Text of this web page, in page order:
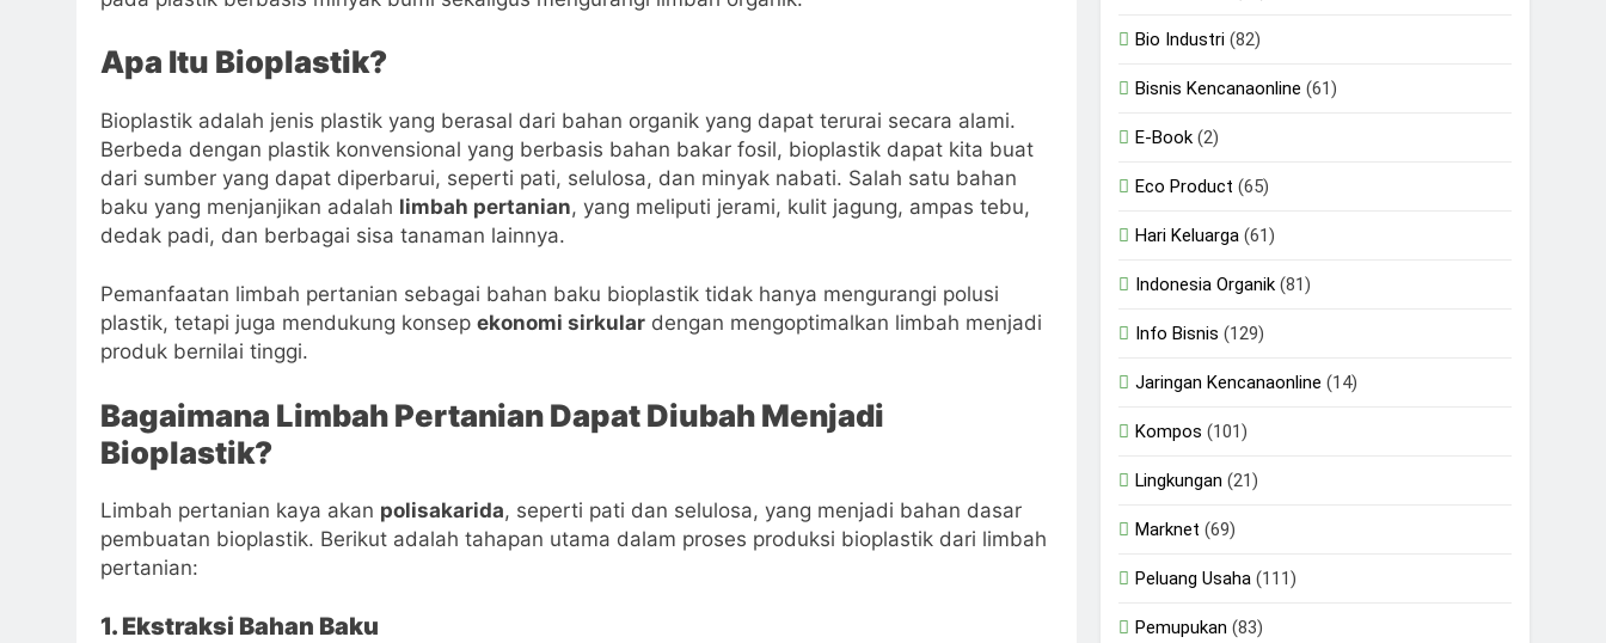
Apa Itu Bioplastik?
Bioplastik adalah jenis plastik yang berasal dari bahan organik yang dapat terurai secara alami.
Berbeda dengan plastik konvensional yang berbasis bahan bakar fosil, bioplastik dapat kita buat
dari sumber yang dapat diperbarui, seperti pati, selulosa, dan minyak nabati. Salah satu bahan
baku yang menjanjikan adalah limbah pertanian, yang meliputi jerami, kulit jagung, ampas tebu,
dedak padi, dan berbagai sisa tanaman lainnya.
Pemanfaatan limbah pertanian sebagai bahan baku bioplastik tidak hanya mengurangi polusi
plastik, tetapi juga mendukung konsep ekonomi sirkular dengan mengoptimalkan limbah menjadi
produk bernilai tinggi.
Bagaimana Limbah Pertanian Dapat Diubah Menjadi
Bioplastik?
Limbah pertanian kaya akan polisakarida, seperti pati dan selulosa, yang menjadi bahan dasar
pembuatan bioplastik. Berikut adalah tahapan utama dalam proses produksi bioplastik dari limbah
pertanian:
1. Ekstraksi Bahan Baku
Bio Industri (82)
Bisnis Kencanaonline (61)
E-Book (2)
Eco Product (65)
Hari Keluarga (61)
Indonesia Organik (81)
Info Bisnis (129)
Jaringan Kencanaonline (14)
Kompos (101)
Lingkungan (21)
Marknet (69)
Peluang Usaha (111)
Pemupukan (83)